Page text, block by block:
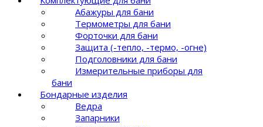
Абажуры для бани
Термометры для бани
Форточки для бани
Защита (-тепло, -термо, -огне)
Подголовники для бани
Измерительные приборы для
бани
Бондарные изделия
Ведра
Запарники